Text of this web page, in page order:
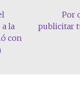
la
con
Por
publicitar